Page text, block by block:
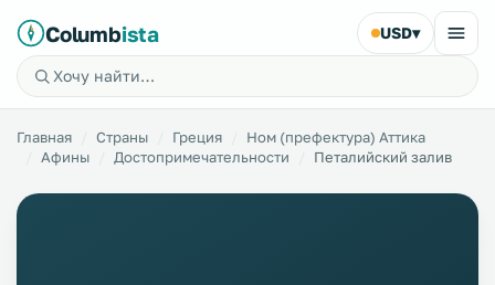
Columbista USD▾
Главная Страны Греция
Ном (префектура) Аттика
Афины
Достопримечательности Петалийский залив